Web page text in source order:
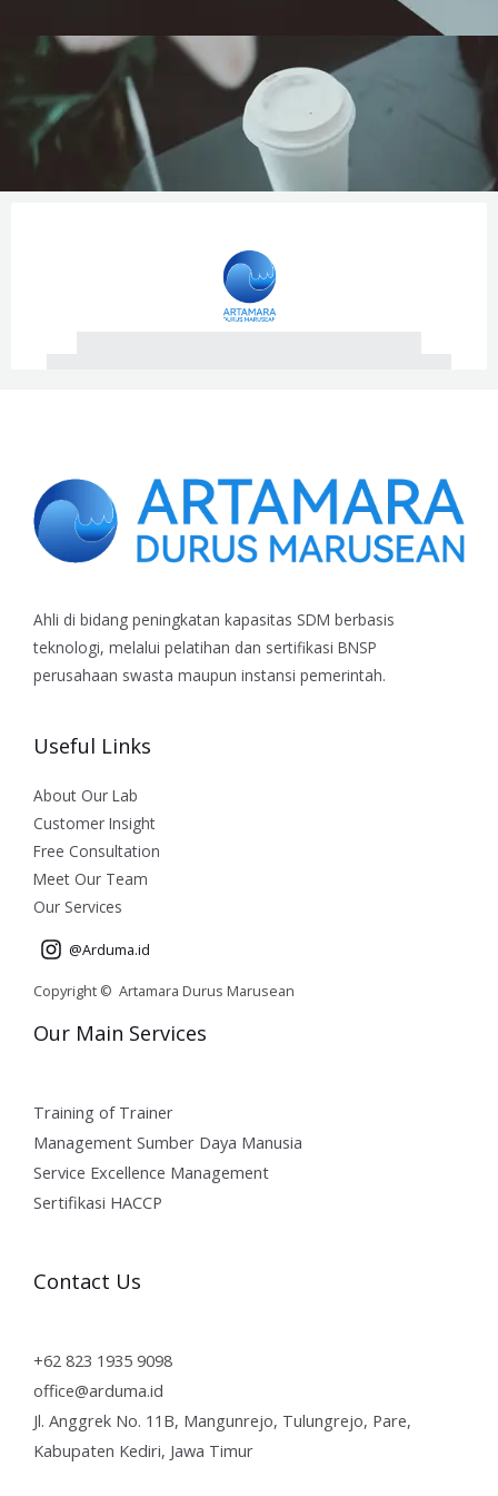
Ahli di bidang peningkatan kapasitas SDM berbasis
teknologi, melalui pelatihan dan sertifikasi BNSP
perusahaan swasta maupun instansi pemerintah.
Useful Links
About Our Lab
Customer Insight
Free Consultation
Meet Our Team
Our Services
@Arduma.id
Copyright © Artamara Durus Marusean
Our Main Services
Training of Trainer
Management Sumber Daya Manusia
Service Excellence Management
Sertifikasi HACCP
Contact Us
+62 823 1935 9098
office@arduma.id
Jl. Anggrek No. 11B, Mangunrejo, Tulungrejo, Pare,
Kabupaten Kediri, Jawa Timur